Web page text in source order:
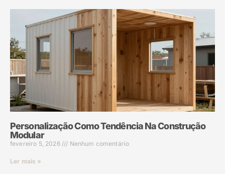
Personalização Como Tendência Na Construção
Modular
fevereiro 5, 2026 Nenhum comentário
Ler mais »